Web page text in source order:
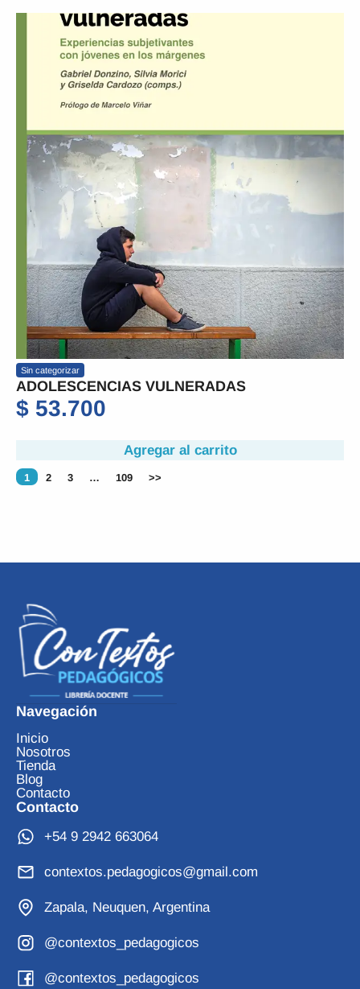
Sin categorizar
ADOLESCENCIAS VULNERADAS
$ 53.700
Agregar al carrito
1 2 3 … 109 >>
Navegación
Inicio
Nosotros
Tienda
Blog
Contacto
Contacto
+54 9 2942 663064
contextos.pedagogicos@gmail.com
Zapala, Neuquen, Argentina
@contextos_pedagogicos
@contextos_pedagogicos